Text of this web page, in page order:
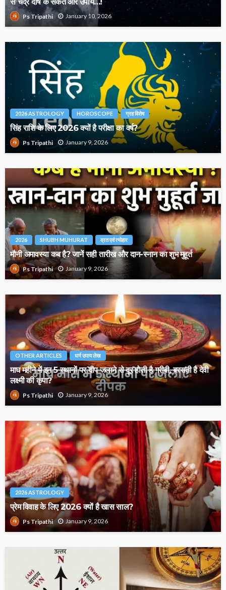
Ps Tripathi January 10, 2026
2026 ASTROLOGY HOROSCOPE ग्रह विशेष
सिंह राशि के लिए 2026 क्यों है परीक्षा का वर्ष?
Ps Tripathi January 9, 2026
2026 SHUBH MUHURAT व्रत एवं त्योहार
मौनी अमावस्या कब है? जानें सही तारीख और दान-स्नान का शुभ मुहूर्त
Ps Tripathi January 9, 2026
OTHER ARTICLES धर्म उपाय लेख
माघ महीने में इन 5 स्थानों पर दीप जलाने से दूर होती है गरीबी, बरसती है देवी
लक्ष्मी की कृपा?
Ps Tripathi January 9, 2026
2026 ASTROLOGY
प्रेम विवाह के लिए 2026 क्यों है खास साल?
Ps Tripathi January 9, 2026